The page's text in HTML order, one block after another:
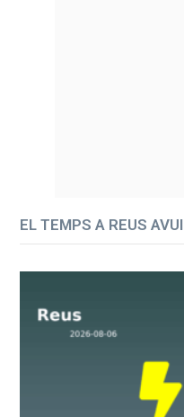
EL TEMPS A REUS AVUI